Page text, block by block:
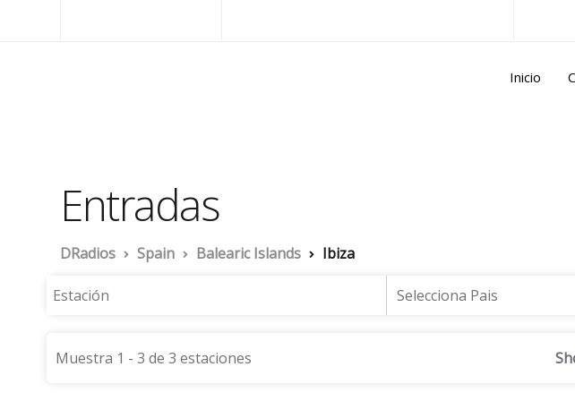
Inicio
Entradas
DRadios Spain Balearic Islands Ibiza
Muestra 1 - 3 de 3 estaciones